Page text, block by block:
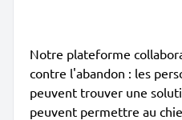
Notre plateforme
contre l'abandon : les
peuvent trouver une
peuvent permettre au